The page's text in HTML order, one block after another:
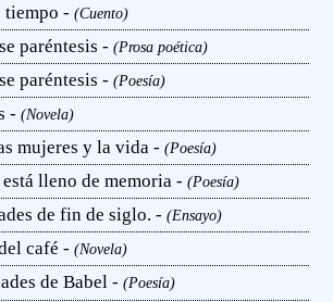
tiempo -(Cuento)
paréntesis -(Prosa poética)
paréntesis -(Poesía)
-(Novela)
mujeres y la vida -(Poesía)
lleno de memoria -(Poesía)
de fin de siglo. -(Ensayo)
café -(Novela)
de Babel -(Poesía)